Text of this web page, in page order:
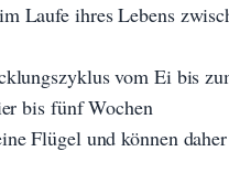
Laufe ihres Lebens
vom Ei bis
bis fünf Wochen
Flügel und können daher